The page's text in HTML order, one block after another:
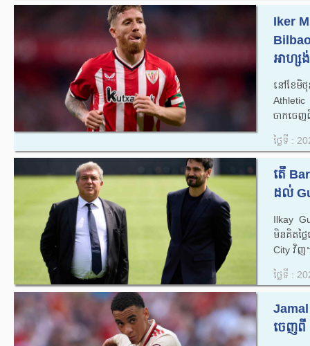
Iker
អាហ្ស
នៅខែមិ
Athletic
ចាកចេញ
ថ្ងៃទី :
តើ
ដល់
Ilkay
មិនគិតថ្ល
City វិញ
ថ្ងៃទី :
Jamal
ចេញពី